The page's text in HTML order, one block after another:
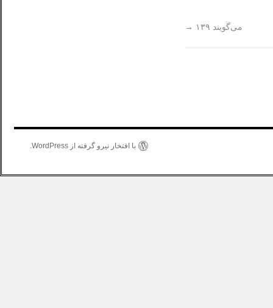
می‌گویند ۱۳۹ →
با افتخار نیرو گرفته از WordPress.